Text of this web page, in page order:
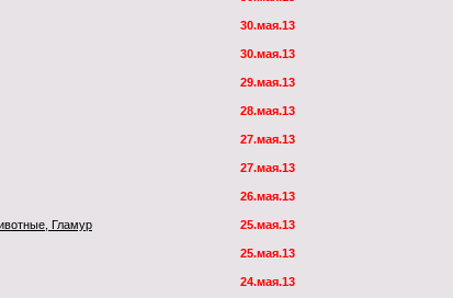
30.мая.13
30.мая.13
29.мая.13
28.мая.13
27.мая.13
27.мая.13
26.мая.13
Гламур 25.мая.13
25.мая.13
24.мая.13